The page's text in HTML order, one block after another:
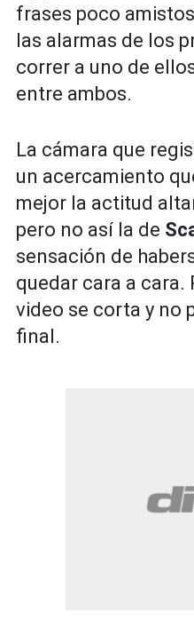
frases poco
las alarmas de los
correr a uno de
entre ambos.
La cámara que
un acercamiento
mejor la actitud
pero no así la de
sensación de
quedar cara a cara.
video se corta y no
final.